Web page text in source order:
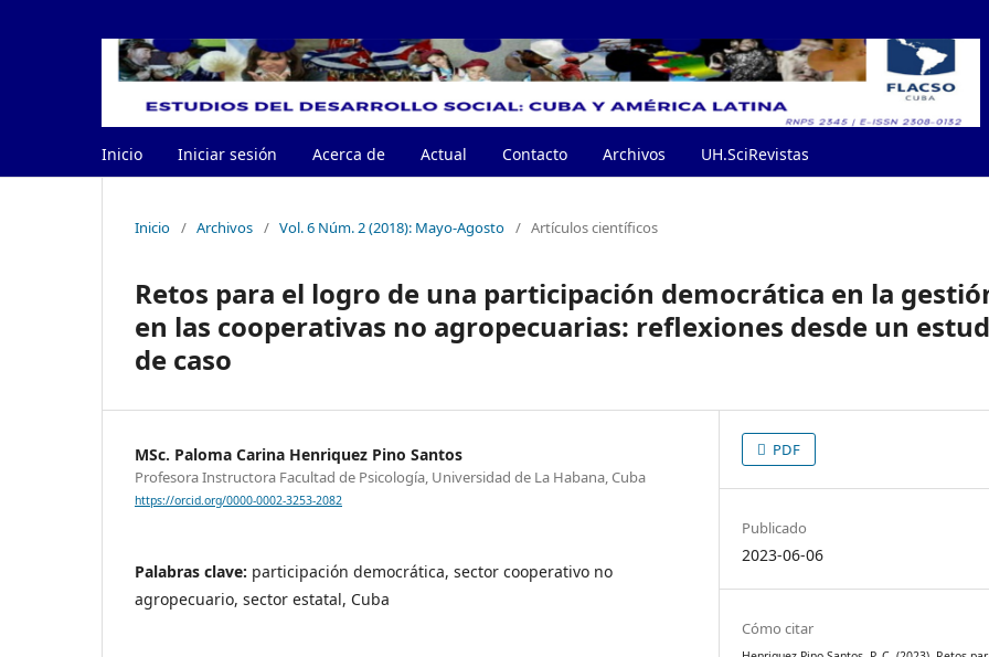
Inicio Iniciar sesión Acerca de Actual Contacto Archivos UH.SciRevistas
Inicio / Archivos / Vol. 6 Núm. 2 (2018): Mayo-Agosto / Artículos científicos
Retos para el logro de una participación democrática en la
en las cooperativas no agropecuarias: reflexiones desde un
de caso
MSc. Paloma Carina Henriquez Pino Santos
Profesora Instructora Facultad de Psicología, Universidad de La Habana, Cuba
https://orcid.org/0000-0002-3253-2082
Palabras clave: participación democrática, sector cooperativo no
agropecuario, sector estatal, Cuba
PDF
Publicado
2023-06-06
Cómo citar